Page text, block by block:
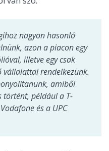
nagyon hasonló
azon a piacon egy
illetve egy csak
rendelkezünk.
amiből
történt, például a T-
és a UPC